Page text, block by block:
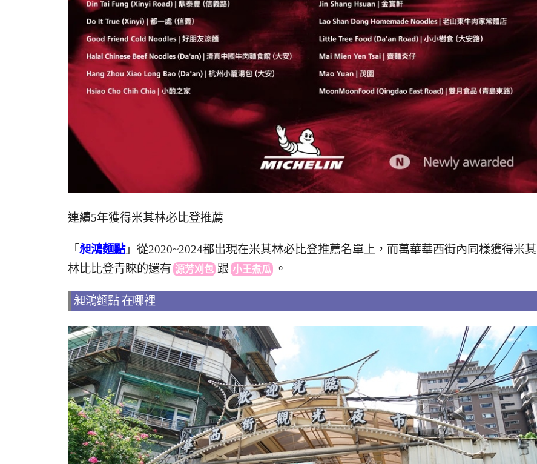
連續5年獲得米其林必比登推薦
「 昶鴻麵點」從2020~2024都出現在米其林必比登推薦名單上，而萬華華西街內同樣獲得米其
林比比登青睞的還有 源芳刈包 跟 小王煮瓜 。
昶鴻麵點 在哪裡